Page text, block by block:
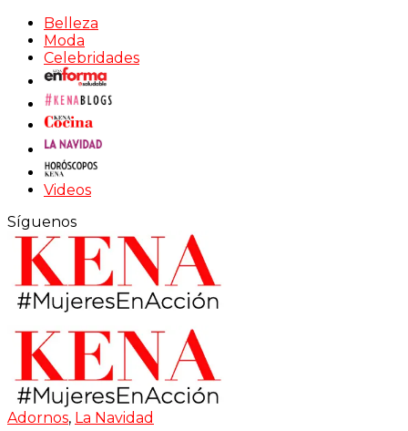
Belleza
Moda
Celebridades
Videos
Síguenos
Adornos, La Navidad